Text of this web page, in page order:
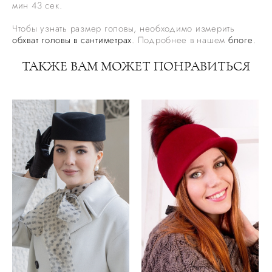
мин 43 сек.
Чтобы узнать размер головы, необходимо измерить
обхват головы в сантиметрах. Подробнее в нашем блоге.
ТАКЖЕ ВАМ МОЖЕТ ПОНРАВИТЬСЯ